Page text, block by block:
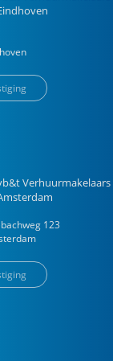
Verhuurmakelaars
123